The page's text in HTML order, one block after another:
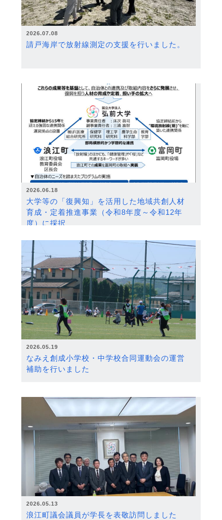
2026.07.08
請戸海岸で放射線測定の支援を行いました。
2026.06.18
大学等の「復興知」を活用した地域共創人材
育成・定着推進事業（令和8年度～令和12年
度）に採択
2026.05.19
なみえ創成小学校・中学校合同運動会の運営
補助を行いました
2026.05.13
浪江町議会議員が学長を表敬訪問しました